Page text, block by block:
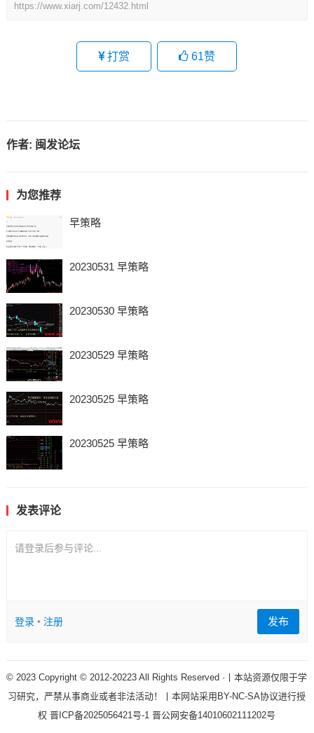
https://www.xiarj.com/12432.html
打赏 61赞
作者: 闽发论坛
为您推荐
早策略
20230531 早策略
20230530 早策略
20230529 早策略
20230525 早策略
20230525 早策略
发表评论
请登录后参与评论...
登录• 注册 发布
© 2023 Copyright © 2012-20223 All Rights Reserved ·丨本站资源仅限于学
习研究，严禁从事商业或者非法活动！丨本网站采用BY-NC-SA协议进行授
权晋ICP备2025056421号-1晋公网安备14010602111202号